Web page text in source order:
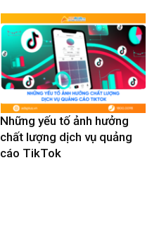
Những yếu tố ảnh hưởng
chất lượng dịch vụ quảng
cáo TikTok